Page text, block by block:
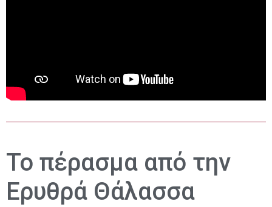
Το πέρασμα από την
Ερυθρά Θάλασσα